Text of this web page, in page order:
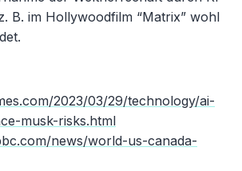
B. im Hollywoodfilm “Matrix” wohl
2023/03/29/technology/ai-
musk-risks.html
news/world-us-canada-